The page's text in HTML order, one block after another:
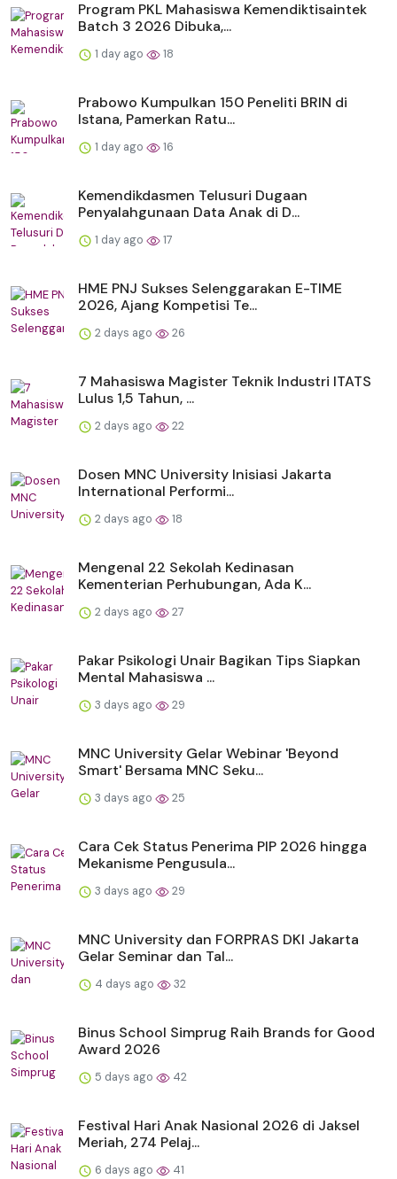
Program PKL Mahasiswa Kemendiktisaintek
Batch 3 2026 Dibuka,...
1 day ago 18
Prabowo Kumpulkan 150 Peneliti BRIN di
Istana, Pamerkan Ratu...
1 day ago 16
Kemendikdasmen Telusuri Dugaan
Penyalahgunaan Data Anak di D...
1 day ago 17
HME PNJ Sukses Selenggarakan E-TIME
2026, Ajang Kompetisi Te...
2 days ago 26
7 Mahasiswa Magister Teknik Industri ITATS
Lulus 1,5 Tahun, ...
2 days ago 22
Dosen MNC University Inisiasi Jakarta
International Performi...
2 days ago 18
Mengenal 22 Sekolah Kedinasan
Kementerian Perhubungan, Ada K...
2 days ago 27
Pakar Psikologi Unair Bagikan Tips Siapkan
Mental Mahasiswa ...
3 days ago 29
MNC University Gelar Webinar 'Beyond
Smart' Bersama MNC Seku...
3 days ago 25
Cara Cek Status Penerima PIP 2026 hingga
Mekanisme Pengusula...
3 days ago 29
MNC University dan FORPRAS DKI Jakarta
Gelar Seminar dan Tal...
4 days ago 32
Binus School Simprug Raih Brands for Good
Award 2026
5 days ago 42
Festival Hari Anak Nasional 2026 di Jaksel
Meriah, 274 Pelaj...
6 days ago 41